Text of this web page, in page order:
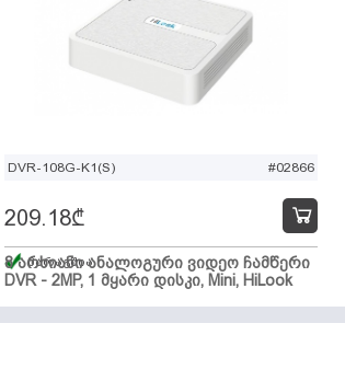
DVR-108G-K1(S) #02866
8 არხიანი ანალოგური ვიდეო ჩამწერი
DVR - 2MP, 1 მყარი დისკი, Mini, HiLook
209.18₾
მარაგშია